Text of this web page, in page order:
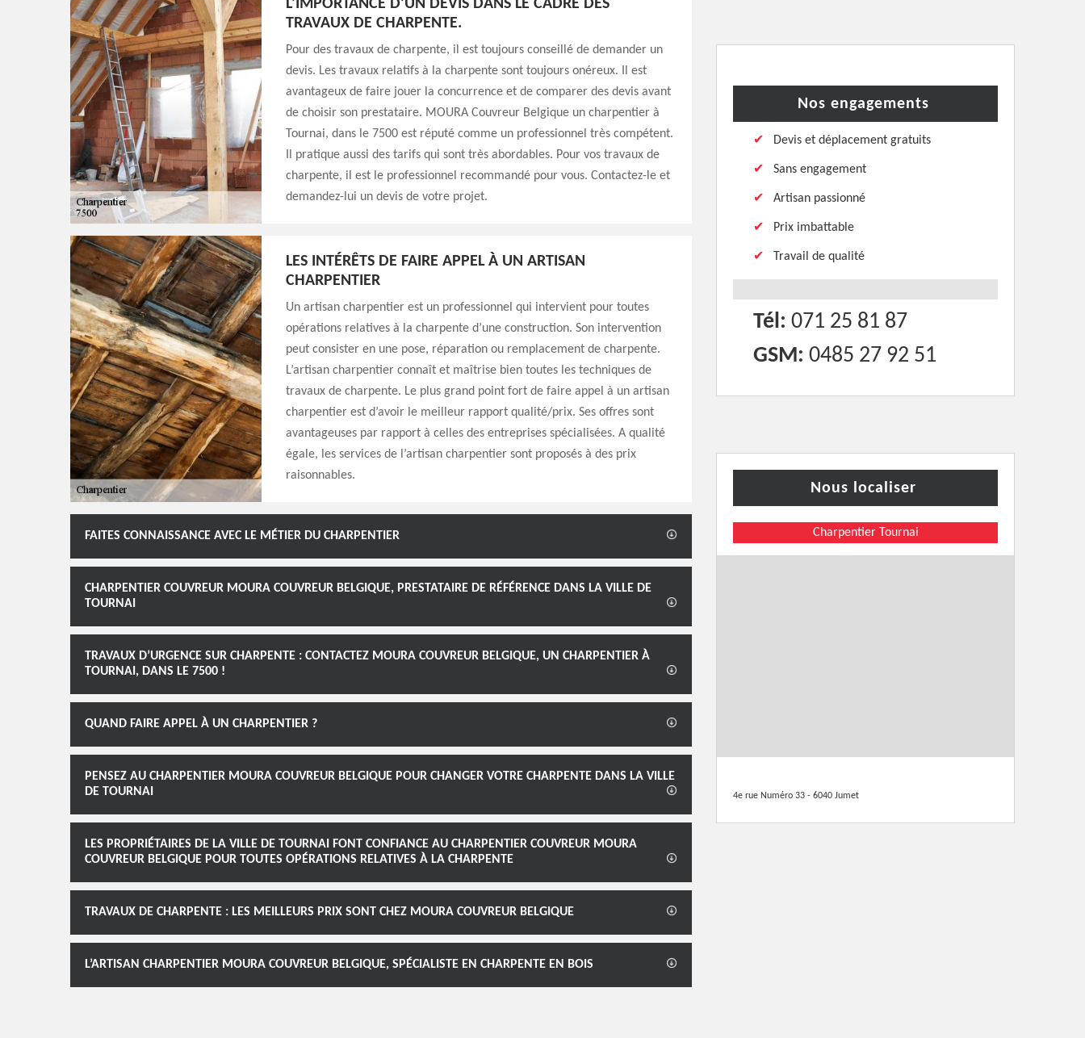
L’IMPORTANCE D’UN DEVIS DANS LE CADRE DES
TRAVAUX DE CHARPENTE.
Pour des travaux de charpente, il est toujours conseillé de demander un
devis. Les travaux relatifs à la charpente sont toujours onéreux. Il est
avantageux de faire jouer la concurrence et de comparer des devis avant
de choisir son prestataire. MOURA Couvreur Belgique un charpentier à
Tournai, dans le 7500 est réputé comme un professionnel très compétent.
Il pratique aussi des tarifs qui sont très abordables. Pour vos travaux de
charpente, il est le professionnel recommandé pour vous. Contactez-le et
demandez-lui un devis de votre projet.
LES INTÉRÊTS DE FAIRE APPEL À UN ARTISAN
CHARPENTIER
Un artisan charpentier est un professionnel qui intervient pour toutes
opérations relatives à la charpente d’une construction. Son intervention
peut consister en une pose, réparation ou remplacement de charpente.
L’artisan charpentier connaît et maîtrise bien toutes les techniques de
travaux de charpente. Le plus grand point fort de faire appel à un artisan
charpentier est d’avoir le meilleur rapport qualité/prix. Ses offres sont
avantageuses par rapport à celles des entreprises spécialisées. A qualité
égale, les services de l’artisan charpentier sont proposés à des prix
raisonnables.
FAITES CONNAISSANCE AVEC LE MÉTIER DU CHARPENTIER
CHARPENTIER COUVREUR MOURA COUVREUR BELGIQUE, PRESTATAIRE DE RÉFÉRENCE DANS LA VILLE DE
TOURNAI
TRAVAUX D’URGENCE SUR CHARPENTE : CONTACTEZ MOURA COUVREUR BELGIQUE, UN CHARPENTIER À
TOURNAI, DANS LE 7500 !
QUAND FAIRE APPEL À UN CHARPENTIER ?
PENSEZ AU CHARPENTIER MOURA COUVREUR BELGIQUE POUR CHANGER VOTRE CHARPENTE DANS LA VILLE
DE TOURNAI
LES PROPRIÉTAIRES DE LA VILLE DE TOURNAI FONT CONFIANCE AU CHARPENTIER COUVREUR MOURA
COUVREUR BELGIQUE POUR TOUTES OPÉRATIONS RELATIVES À LA CHARPENTE
TRAVAUX DE CHARPENTE : LES MEILLEURS PRIX SONT CHEZ MOURA COUVREUR BELGIQUE
L’ARTISAN CHARPENTIER MOURA COUVREUR BELGIQUE, SPÉCIALISTE EN CHARPENTE EN BOIS
Nos engagements
Devis et déplacement gratuits
Sans engagement
Artisan passionné
Prix imbattable
Travail de qualité
Tél: 071 25 81 87
GSM: 0485 27 92 51
Nous localiser
Charpentier Tournai
4e rue Numéro 33 - 6040 Jumet